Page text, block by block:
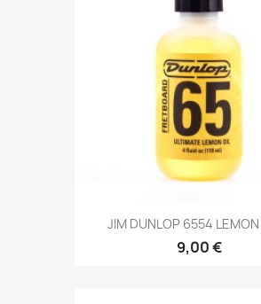
JIM DUNLOP 6554 LEMON
9,00 €